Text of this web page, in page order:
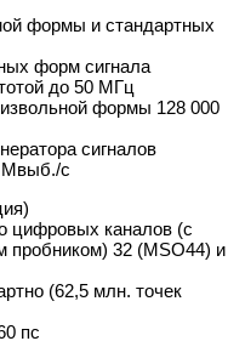
формы и стандартных
форм сигнала
до 50 МГц
формы 128 000
сигналов
с
цифровых каналов (с
пробником) 32 (MSO44) и
(62,5 млн. точек
пс